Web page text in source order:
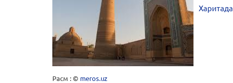
Расм : © meros.uz